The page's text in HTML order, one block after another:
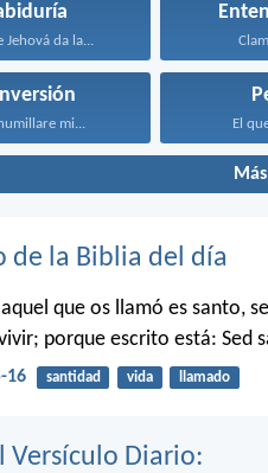
Jehová da la...
mi... El
de la Biblia del día
que os llamó es santo,
porque escrito está: Sed
16 santidad vida llamado
Versículo Diario: